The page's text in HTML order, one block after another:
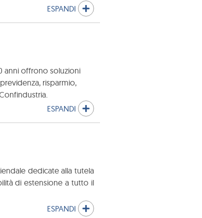
ESPANDI
anni offrono soluzioni
risparmio,
ESPANDI
dedicate alla tutela
di estensione a tutto il
ESPANDI